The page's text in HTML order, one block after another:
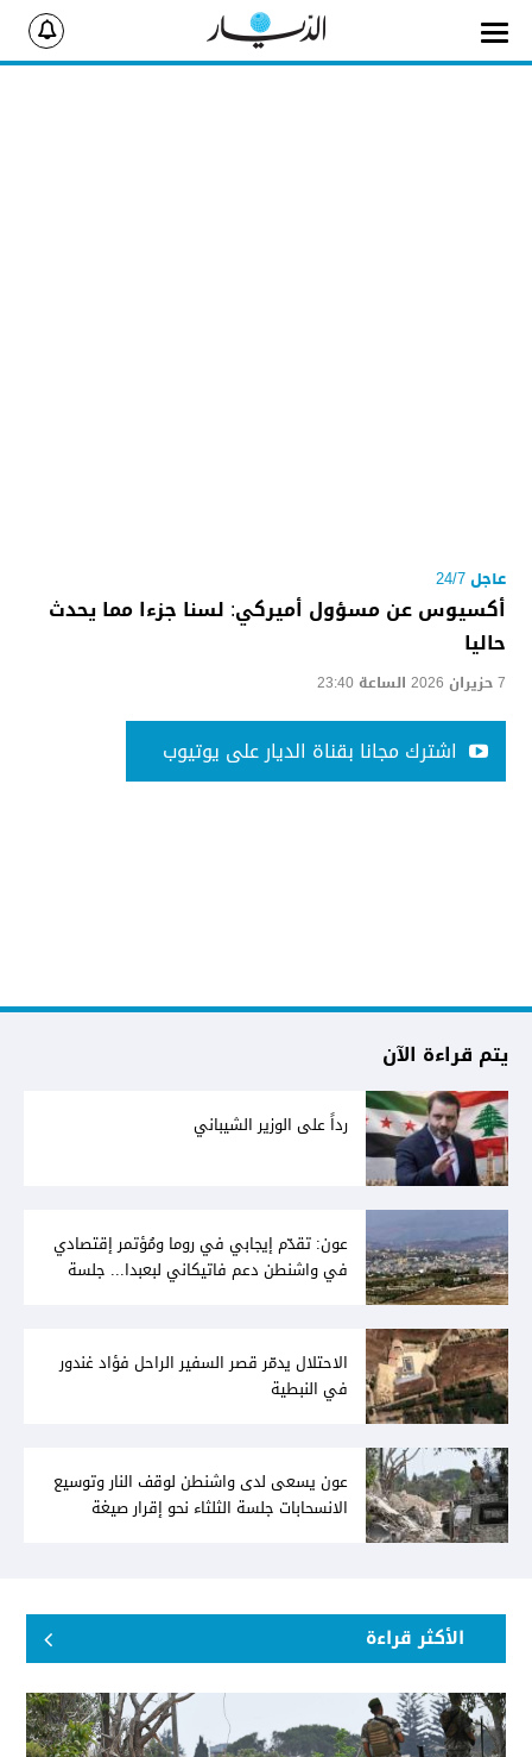
عاجل 24/7
أكسيوس عن مسؤول أميركي: لسنا جزءا مما يحدث
حاليا
7 حزيران 2026 الساعة 23:40
اشترك مجانا بقناة الديار على يوتيوب
يتم قراءة الآن
رداً على الوزير الشيباني
عون: تقدّم إيجابي في روما ومُؤتمر إقتصادي
في واشنطن دعم فاتيكاني لبعبدا... جلسة
الاحتلال يدمّر قصر السفير الراحل فؤاد غندور
في النبطية
عون يسعى لدى واشنطن لوقف النار وتوسيع
الانسحابات جلسة الثلثاء نحو إقرار صيغة
الأكثر قراءة